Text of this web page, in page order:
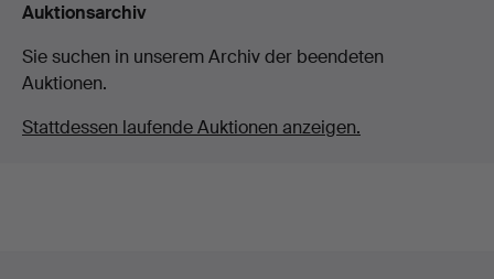
Auktionsarchiv
Sie suchen in unserem Archiv der beendeten
Auktionen.
Stattdessen laufende Auktionen anzeigen.